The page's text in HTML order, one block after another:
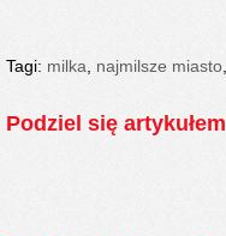
Tagi: milka najmilsze miasto
Podziel się artykułem